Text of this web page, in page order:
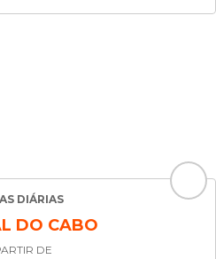
DIÁRIAS
DO CABO
DE